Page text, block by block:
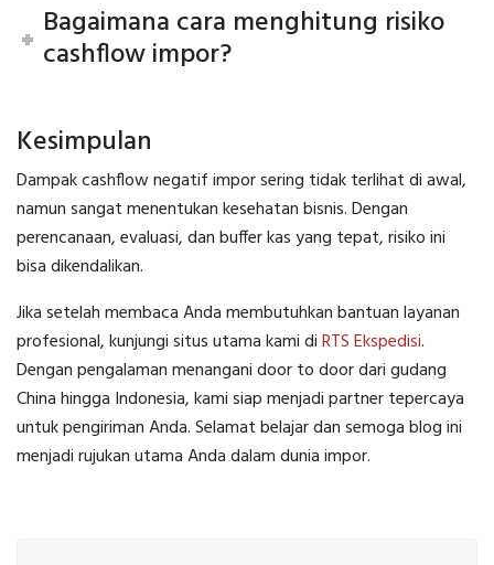
Bagaimana cara menghitung risiko
cashflow impor?
Kesimpulan
Dampak cashflow negatif impor sering tidak terlihat di awal,
namun sangat menentukan kesehatan bisnis. Dengan
perencanaan, evaluasi, dan buffer kas yang tepat, risiko ini
bisa dikendalikan.
Jika setelah membaca Anda membutuhkan bantuan layanan
profesional, kunjungi situs utama kami diRTS Ekspedisi.
Dengan pengalaman menangani door to door dari gudang
China hingga Indonesia, kami siap menjadi partner tepercaya
untuk pengiriman Anda. Selamat belajar dan semoga blog ini
menjadi rujukan utama Anda dalam dunia impor.